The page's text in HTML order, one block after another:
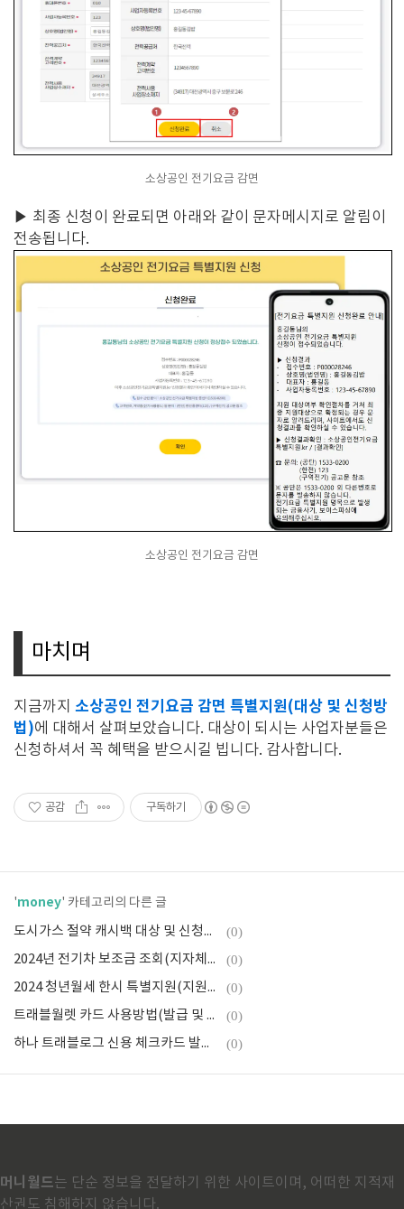
소상공인 전기요금 감면
▶ 최종 신청이 완료되면 아래와 같이 문자메시지로 알림이
전송됩니다.
소상공인 전기요금 감면
마치며
지금까지 소상공인 전기요금 감면 특별지원(대상 및 신청방
법)에 대해서 살펴보았습니다. 대상이 되시는 사업자분들은
신청하셔서 꼭 혜택을 받으시길 빕니다. 감사합니다.
공감 구독하기
'money' 카테고리의 다른 글
도시가스 절약 캐시백 대상 및 신청방법(고객센터 찾기) (0)
2024년 전기차 보조금 조회(지자체별 신청방법, 대상 자동차) (0)
2024 청년월세 한시 특별지원(지원금 대상 및 신청방법) (0)
트래블월렛 카드 사용방법(발급 및 혜택, 트래블로그 비교) (0)
하나 트래블로그 신용 체크카드 발급(혜택 및 신청방법, vs 트래블월렛) (0)
머니월드는 단순 정보을 전달하기 위한 사이트이며, 어떠한 지적재
산권도 침해하지 않습니다.